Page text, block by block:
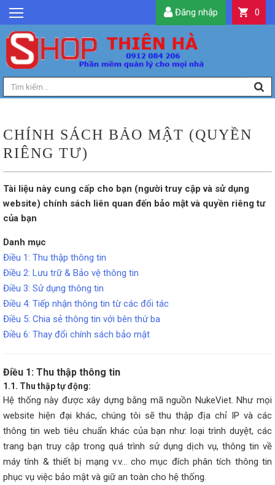
GIỚI THIỆU
TIN TỨC
SẢN PHẨM
DỊCH VỤ
TIỆN ÍCH
QUẢN LÝ
0
Đăng nhập
CHÍNH SÁCH BẢO MẬT (QUYỀN
RIÊNG TƯ)
Tài liệu này cung cấp cho bạn (người truy cập và sử dụng
website) chính sách liên quan đến bảo mật và quyền riêng tư
của bạn
Danh mục
Điều 1: Thu thập thông tin
Điều 2: Lưu trữ & Bảo vệ thông tin
Điều 3: Sử dụng thông tin
Điều 4: Tiếp nhận thông tin từ các đối tác
Điều 5: Chia sẻ thông tin với bên thứ ba
Điều 6: Thay đổi chính sách bảo mật
Điều 1: Thu thập thông tin
1.1. Thu thập tự động:
Hệ thống này được xây dựng bằng mã nguồn NukeViet. Như mọi
website hiện đại khác, chúng tôi sẽ thu thập địa chỉ IP và các
thông tin web tiêu chuẩn khác của bạn như: loại trình duyệt, các
trang bạn truy cập trong quá trình sử dụng dịch vụ, thông tin về
máy tính & thiết bị mạng v.v… cho mục đích phân tích thông tin
phục vụ việc bảo mật và giữ an toàn cho hệ thống.